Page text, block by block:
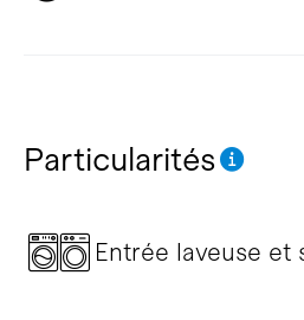
Particularités
Entrée laveuse et